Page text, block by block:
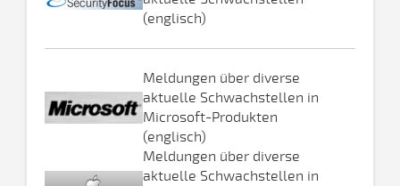
(englisch)
Meldungen über diverse
aktuelle Schwachstellen in
Microsoft-Produkten
(englisch)
Meldungen über diverse
aktuelle Schwachstellen in